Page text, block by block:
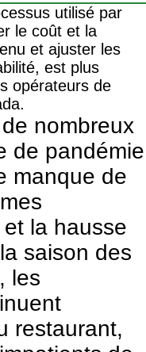
utilisé par
le coût et la
et ajuster les
est plus
opérateurs de
nombreux
de pandémie
manque de
et la hausse
saison des
les
restaurant,